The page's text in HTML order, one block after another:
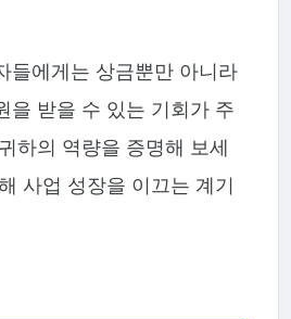
들에게는 상금뿐만 아니라
을 받을 수 있는 기회가 주
하의 역량을 증명해 보세
사업 성장을 이끄는 계기